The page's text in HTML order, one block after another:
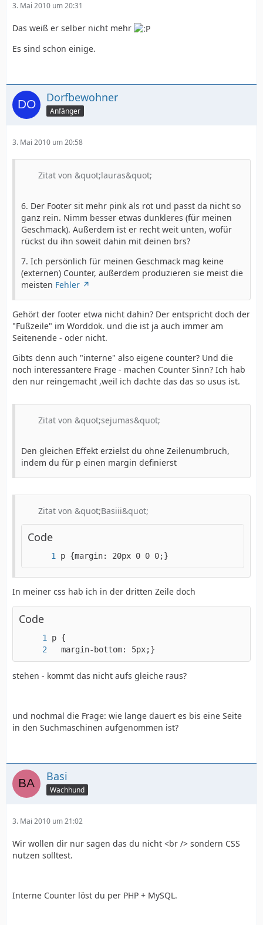
3. Mai 2010 um 20:31
Das weiß er selber nicht mehr
Es sind schon einige.
Dorfbewohner
Anfänger
3. Mai 2010 um 20:58
Zitat von &quot;lauras&quot;
6. Der Footer sit mehr pink als rot und passt da nicht so
ganz rein. Nimm besser etwas dunkleres (für meinen
Geschmack). Außerdem ist er recht weit unten, wofür
rückst du ihn soweit dahin mit deinen brs?
7. Ich persönlich für meinen Geschmack mag keine
(externen) Counter, außerdem produzieren sie meist die
meisten Fehler
Gehört der footer etwa nicht dahin? Der entspricht doch der
"Fußzeile" im Worddok. und die ist ja auch immer am
Seitenende - oder nicht.
Gibts denn auch "interne" also eigene counter? Und die
noch interessantere Frage - machen Counter Sinn? Ich hab
den nur reingemacht ,weil ich dachte das das so usus ist.
Zitat von &quot;sejumas&quot;
Den gleichen Effekt erzielst du ohne Zeilenumbruch,
indem du für p einen margin definierst
Zitat von &quot;Basiii&quot;
Code
p {margin: 20px 0 0 0;}
In meiner css hab ich in der dritten Zeile doch
Code
  margin-bottom: 5px;}
stehen - kommt das nicht aufs gleiche raus?
und nochmal die Frage: wie lange dauert es bis eine Seite
in den Suchmaschinen aufgenommen ist?
Basi
Wachhund
3. Mai 2010 um 21:02
Wir wollen dir nur sagen das du nicht <br /> sondern CSS
nutzen solltest.
Interne Counter löst du per PHP + MySQL.